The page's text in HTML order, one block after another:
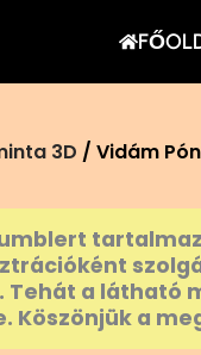
3D / Vidám
tumblert
a látható
a